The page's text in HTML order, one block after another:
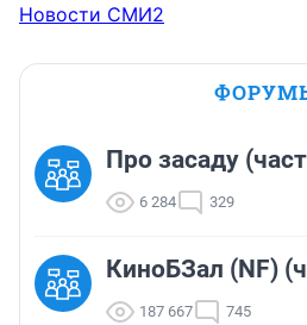
Новости СМИ2
Про засаду
6 284 329
КиноБЗал (NF)
187 667 745